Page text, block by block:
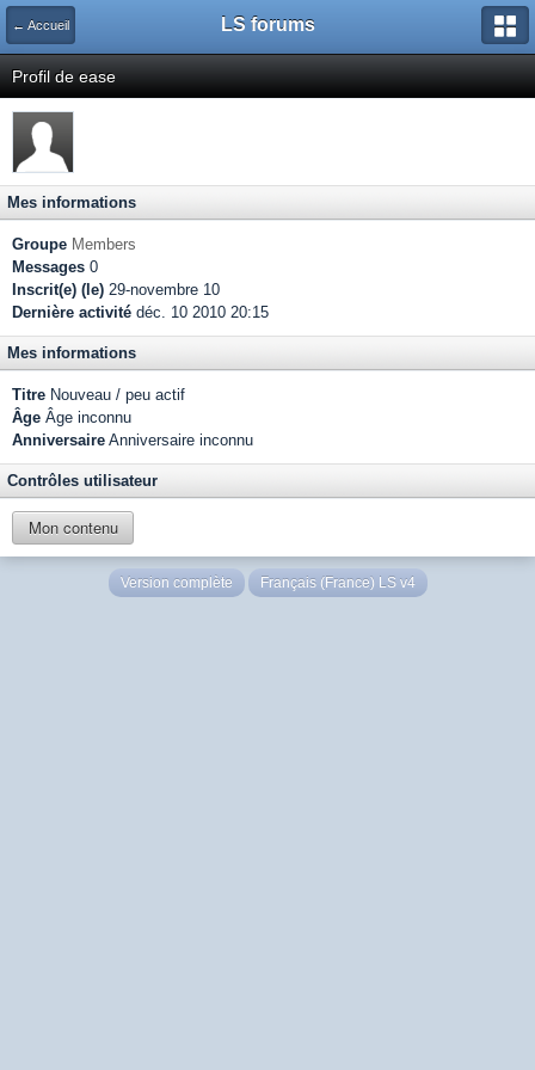
← Accueil LS forums
Profil de ease
Mes informations
Groupe Members
Messages 0
Inscrit(e) (le) 29-novembre 10
Dernière activité déc. 10 2010 20:15
Mes informations
Titre Nouveau / peu actif
Âge Âge inconnu
Anniversaire Anniversaire inconnu
Contrôles utilisateur
Mon contenu
Version complète Français (France) LS v4